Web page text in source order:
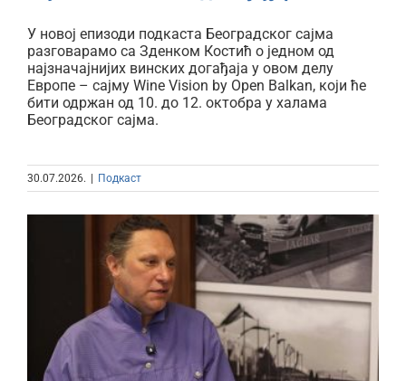
У новој епизоди подкаста Београдског сајма
разговарамо са Зденком Костић о једном од
најзначајнијих винских догађаја у овом делу
Европе – сајму Wine Vision by Open Balkan, који ће
бити одржан од 10. до 12. октобра у халама
Београдског сајма.
30.07.2026. | Подкаст
Филип Максимовић у новој
епизоди подкаста: Београдски
сајам заувек има посебно
место у мом срцу